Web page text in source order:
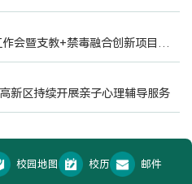
学校举办2026年校地禁毒联动工作会暨支教+禁毒融合创新项目启动仪式
新区持续开展亲子心理辅导服务
校园地图 校历 邮件